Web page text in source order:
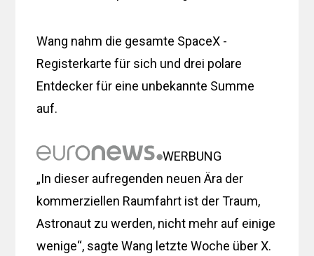
Wang nahm die gesamte SpaceX -
Registerkarte für sich und drei polare
Entdecker für eine unbekannte Summe
auf.
WERBUNG
„In dieser aufregenden neuen Ära der
kommerziellen Raumfahrt ist der Traum,
Astronaut zu werden, nicht mehr auf einige
wenige“, sagte Wang letzte Woche über X.